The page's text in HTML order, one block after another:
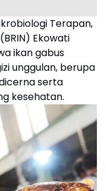
Terapan,
Ekowati
ikan gabus
unggulan, berupa
serta
kesehatan.